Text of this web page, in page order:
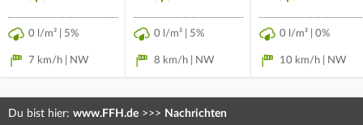
0 l/m² | 5%
7 km/h | NW
0 l/m² | 5%
8 km/h | NW
0 l/m² | 0%
10 km/h | NW
Du bist hier: www.FFH.de >>> Nachrichten